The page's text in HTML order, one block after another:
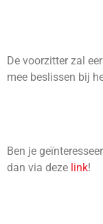
De voorzitter zal
mee beslissen bij
Ben je
dan via deze link!